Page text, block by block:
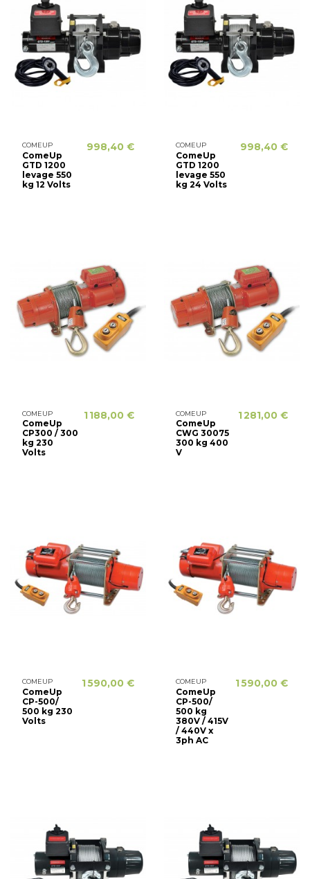
COMEUP
ComeUp
GTD 1200
levage 550
kg 12 Volts
998,40 € COMEUP
ComeUp
GTD 1200
levage 550
kg 24 Volts
998,40 €
COMEUP
ComeUp
CP300 / 300
kg 230
Volts
1 188,00 € COMEUP
ComeUp
CWG 30075
300 kg 400
V
1 281,00 €
COMEUP
ComeUp
CP-500/
500 kg 230
Volts
1 590,00 € COMEUP
ComeUp
CP-500/
500 kg
380V / 415V
/ 440V x
3ph AC
1 590,00 €